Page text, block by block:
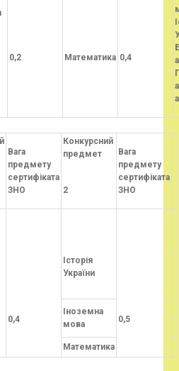
0,2 Математика 0,4
Вага
предмету
сертифіката
ЗНО
Конкурсний
предмет
2
Вага
предмету
сертифіката
ЗНО
0,4
Історія
України
0,5
Іноземна
мова
Математика